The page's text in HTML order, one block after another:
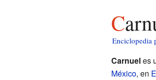
Enciclopedia
Carnueles
México, en